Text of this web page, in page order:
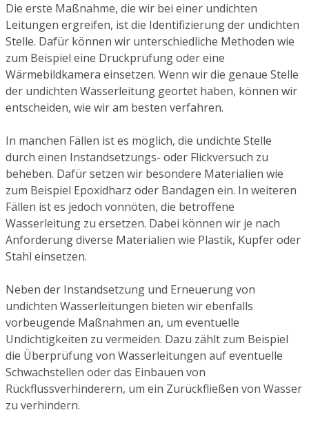
Die erste Maßnahme, die wir bei einer undichten
Leitungen ergreifen, ist die Identifizierung der undichten
Stelle. Dafür können wir unterschiedliche Methoden wie
zum Beispiel eine Druckprüfung oder eine
Wärmebildkamera einsetzen. Wenn wir die genaue Stelle
der undichten Wasserleitung geortet haben, können wir
entscheiden, wie wir am besten verfahren.
In manchen Fällen ist es möglich, die undichte Stelle
durch einen Instandsetzungs- oder Flickversuch zu
beheben. Dafür setzen wir besondere Materialien wie
zum Beispiel Epoxidharz oder Bandagen ein. In weiteren
Fällen ist es jedoch vonnöten, die betroffene
Wasserleitung zu ersetzen. Dabei können wir je nach
Anforderung diverse Materialien wie Plastik, Kupfer oder
Stahl einsetzen.
Neben der Instandsetzung und Erneuerung von
undichten Wasserleitungen bieten wir ebenfalls
vorbeugende Maßnahmen an, um eventuelle
Undichtigkeiten zu vermeiden. Dazu zählt zum Beispiel
die Überprüfung von Wasserleitungen auf eventuelle
Schwachstellen oder das Einbauen von
Rückflussverhinderern, um ein Zurückfließen von Wasser
zu verhindern.